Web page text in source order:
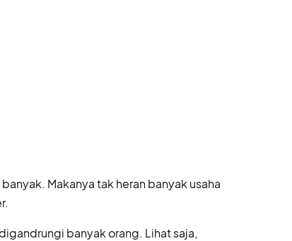
Makanya tak heran banyak usaha
banyak orang. Lihat saja,